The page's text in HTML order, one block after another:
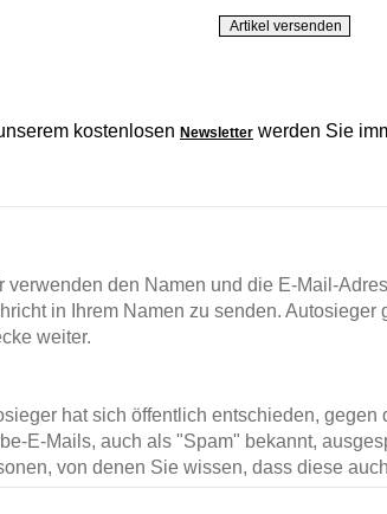
kostenlosen Newsletter werden Sie
verwenden den Namen und die E-Mail-
in Ihrem Namen zu senden.
weiter.
hat sich öffentlich entschieden,
E-Mails, auch als "Spam" bekannt,
von denen Sie wissen, dass diese